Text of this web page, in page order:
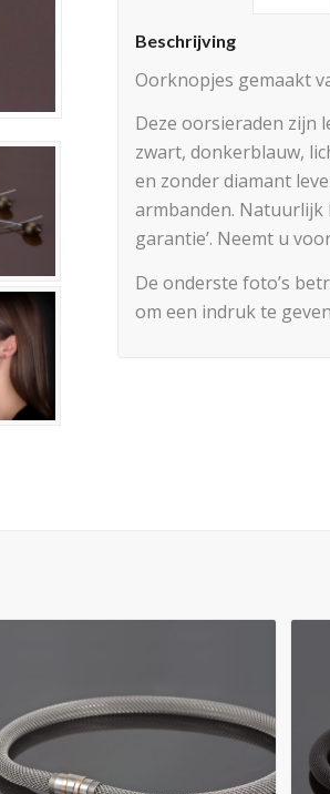
Beschrijving
Oorknopjes gemaakt
Deze oorsieraden zijn
zwart, donkerblauw,
en zonder diamant
armbanden. Natuurlijk
garantie’. Neemt u
De onderste foto’s
om een indruk te